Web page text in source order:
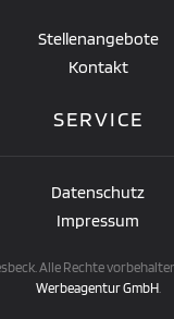
Stellenangebote
Kontakt
SERVICE
Datenschutz
Impressum
Alle Rechte
Werbeagentur GmbH.